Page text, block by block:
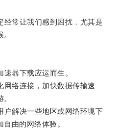
常让我们感到困扰，尤其是
器下载应运而生。
络连接，加快数据传输速
解决一些地区或网络环境下
由的网络体验。